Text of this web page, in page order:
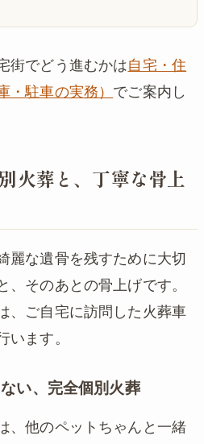
街でどう進むかは自宅・住
・駐車の実務） でご案内し
火葬と、丁寧な骨上
麗な遺骨を残すために大切
、そのあとの骨上げです。
、ご自宅に訪問した火葬車
います。
い、完全個別火葬
、他のペットちゃんと一緒